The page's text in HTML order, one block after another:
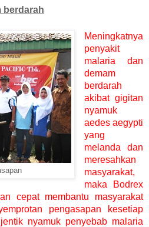
berdarah
Meningkatnya
penyakit
malaria dan
demam
berdarah
akibat gigitan
nyamuk
aedes aegypti
yang
melanda dan
meresahkan
masyarakat,
maka Bodrex
cepat membantu masyarakat
pengasapan kesetiap
nyamuk penyebab malaria